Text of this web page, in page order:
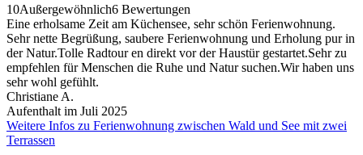
10Außergewöhnlich6 Bewertungen
Eine erholsame Zeit am Küchensee, sehr schön Ferienwohnung.
Sehr nette Begrüßung, saubere Ferienwohnung und Erholung pur in
der Natur.Tolle Radtour en direkt vor der Haustür gestartet.Sehr zu
empfehlen für Menschen die Ruhe und Natur suchen.Wir haben uns
sehr wohl gefühlt.
Christiane A.
Aufenthalt im Juli 2025
Weitere Infos zu Ferienwohnung zwischen Wald und See mit zwei
Terrassen